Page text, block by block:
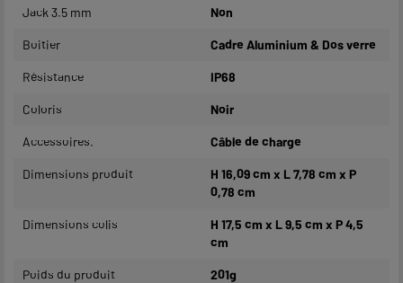
Jack 3.5 mm Non
Boitier Cadre Aluminium & Dos verre
Résistance IP68
Coloris Noir
Accessoires. Câble de charge
Dimensions produit
H 16,09 cm x L 7,78 cm x P
0,78 cm
Dimensions colis
H 17,5 cm x L 9,5 cm x P 4,5
cm
Poids du produit 201g